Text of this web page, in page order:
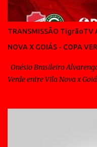
criar, em muitos jogos só a
Diante do América de
Serra Dourada, não foi
pois o treinador que veio
TRANSMISSÃO TigrãoTV
NOVA X GOIÁS - COPA
Onésio Brasileiro
Verde entre Vila Nova x